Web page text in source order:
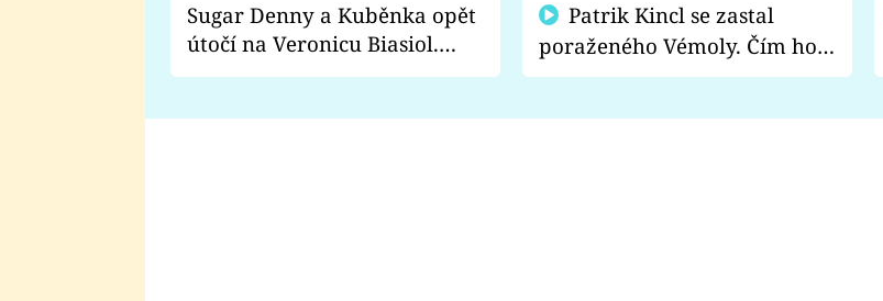
Sugar Denny a Kuběnka opět
útočí na Veronicu Biasiol.
Proč je podle nich falešná a
poraženého Vémoly. Čím ho
fanoušci naštvali?